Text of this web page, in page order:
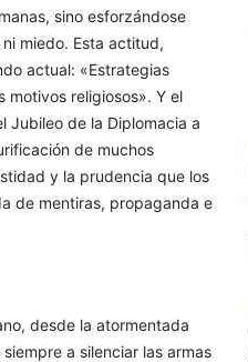
sino esforzándose
miedo. Esta actitud,
actual: «Estrategias
religiosos». Y el
Jubileo de la Diplomacia a
de muchos
y la prudencia que los
de mentiras, propaganda e
desde la atormentada
a silenciar las armas